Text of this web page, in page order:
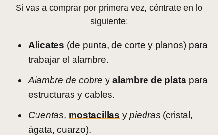
Si vas a comprar por primera vez, céntrate en lo
siguiente:
Alicates (de punta, de corte y planos) para
trabajar el alambre.
Alambre de cobre y alambre de plata para
estructuras y cables.
Cuentas, mostacillas y piedras (cristal,
ágata, cuarzo).